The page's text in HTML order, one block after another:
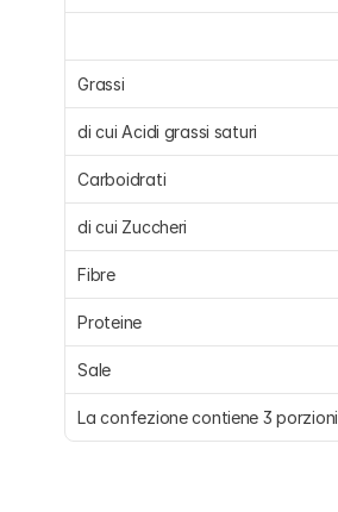
Grassi
di cui Acidi grassi saturi
Carboidrati
di cui Zuccheri
Fibre
Proteine
Sale
La confezione contiene 3 porzioni